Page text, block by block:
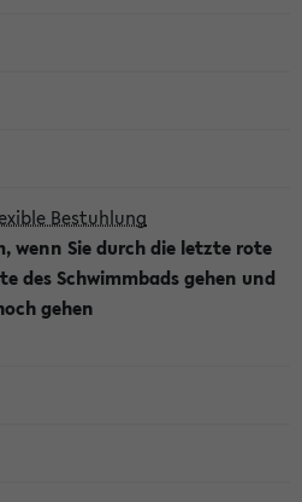
Bestuhlung
wenn Sie durch die letzte rote
des Schwimmbads gehen und
gehen